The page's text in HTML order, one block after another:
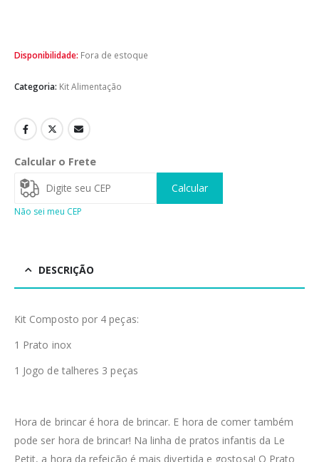
Disponibilidade: Fora de estoque
Categoria: Kit Alimentação
Calcular o Frete
Calcular
Não sei meu CEP
DESCRIÇÃO
Kit Composto por 4 peças:
1 Prato inox
1 Jogo de talheres 3 peças
Hora de brincar é hora de brincar. E hora de comer também
pode ser hora de brincar! Na linha de pratos infantis da Le
Petit, a hora da refeição é mais divertida e gostosa! O Prato